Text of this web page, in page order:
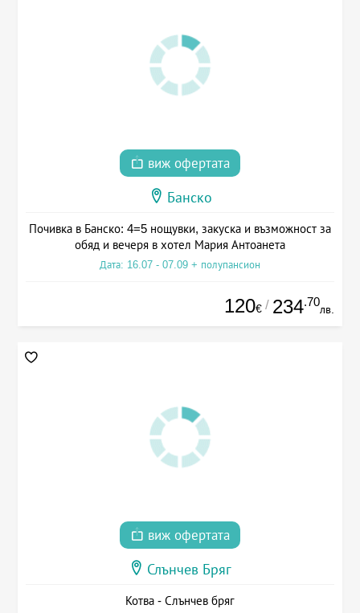
виж офертата
Банско
Почивка в Банско: 4=5 нощувки, закуска и възможност за
обяд и вечеря в хотел Мария Антоанета
Дата: 16.07 - 07.09 + полупансион
120€ / 234.70
лв.
виж офертата
Слънчев Бряг
Котва - Слънчев бряг